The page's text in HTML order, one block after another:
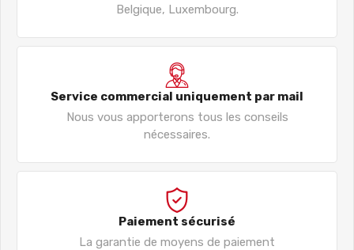
Belgique, Luxembourg.
Service commercial uniquement par mail
Nous vous apporterons tous les conseils
nécessaires.
Paiement sécurisé
La garantie de moyens de paiement